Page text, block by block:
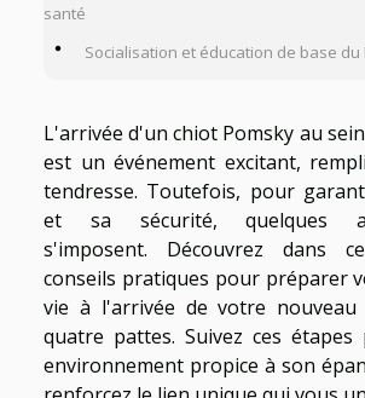
santé
Socialisation et éducation de base du
L'arrivée d'un chiot Pomsky au
est un événement excitant,
tendresse. Toutefois, pour
et sa sécurité, quelques
s'imposent. Découvrez dans
conseils pratiques pour préparer
vie à l'arrivée de votre nouveau
quatre pattes. Suivez ces
environnement propice à son